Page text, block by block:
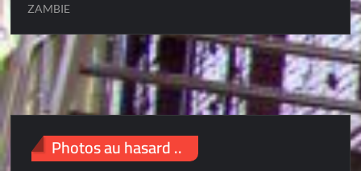
ZAMBIE
Photos au hasard ..